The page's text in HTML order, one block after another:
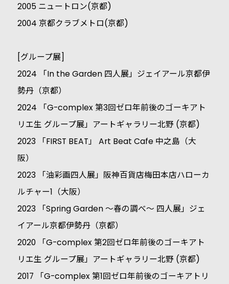
2005 ニュートロン(京都)
2004 京都クラブメトロ(京都)
[グループ展]
2024 「In the Garden 四人展」ジェイアール京都伊
勢丹（京都）
2024 「G-complex 第3回ゼロ年前後のゴーキアト
リエ生 グループ展」アートギャラリー北野 (京都)
2023 「FIRST BEAT」 Art Beat Cafe 中之島（大
阪）
2023 「油彩画四人展」阪神百貨店梅田本店ハローカ
ルチャー1（大阪）
2023 「Spring Garden 〜春の調べ〜 四人展」ジェ
イアール京都伊勢丹（京都）
2020 「G-complex 第2回ゼロ年前後のゴーキアト
リエ生 グループ展」アートギャラリー北野 (京都)
2017 「G-complex 第1回ゼロ年前後のゴーキアトリ